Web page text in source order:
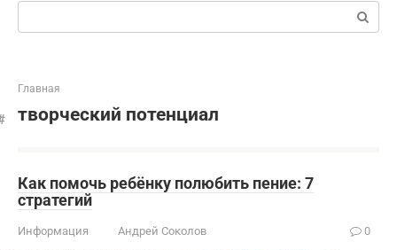
Поиск:
Главная
творческий потенциал
Как помочь ребёнку полюбить пение: 7
стратегий
Информация Андрей Соколов 0